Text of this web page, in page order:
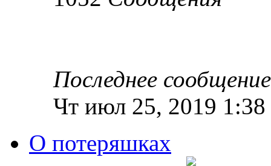
Последнее сообщение
Чт июл 25, 2019 1:38
О потеряшках